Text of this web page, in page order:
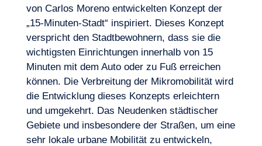
von Carlos Moreno entwickelten Konzept der
„15-Minuten-Stadt“ inspiriert. Dieses Konzept
verspricht den Stadtbewohnern, dass sie die
wichtigsten Einrichtungen innerhalb von 15
Minuten mit dem Auto oder zu Fuß erreichen
können. Die Verbreitung der Mikromobilität wird
die Entwicklung dieses Konzepts erleichtern
und umgekehrt. Das Neudenken städtischer
Gebiete und insbesondere der Straßen, um eine
sehr lokale urbane Mobilität zu entwickeln,